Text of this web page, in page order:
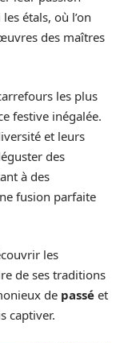
étals, où l’on
des maîtres
les plus
festive inégalée.
et leurs
des
à des
fusion parfaite
les
de ses traditions
de passé et
captiver.